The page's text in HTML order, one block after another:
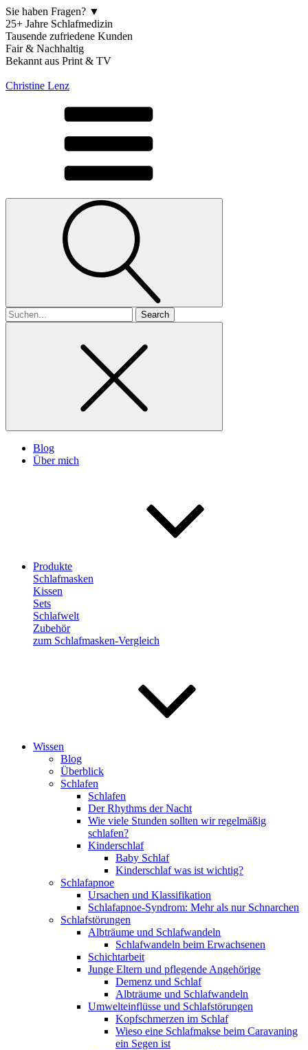
Sie haben Fragen? ▼
25+ Jahre Schlafmedizin
Tausende zufriedene Kunden
Fair & Nachhaltig
Bekannt aus Print & TV
Christine Lenz
Search
for
Blog
Über mich
Produkte
Schlafmasken
Kissen
Sets
Schlafwelt
Zubehör
zum Schlafmasken-Vergleich
Wissen
Blog
Überblick
Schlafen
Schlafen
Der Rhythms der Nacht
Wie viele Stunden sollten wir regelmäßig
schlafen?
Kinderschlaf
Baby Schlaf
Kinderschlaf was ist wichtig?
Schlafapnoe
Ursachen und Klassifikation
Schlafapnoe-Syndrom: Mehr als nur Schnarchen
Schlafstörungen
Albträume und Schlafwandeln
Schlafwandeln beim Erwachsenen
Schichtarbeit
Junge Eltern und pflegende Angehörige
Demenz und Schlaf
Albträume und Schlafwandeln
Umwelteinflüsse und Schlafstörungen
Kopfschmerzen im Schlaf
Wieso eine Schlafmakse beim Caravaning
ein Segen ist